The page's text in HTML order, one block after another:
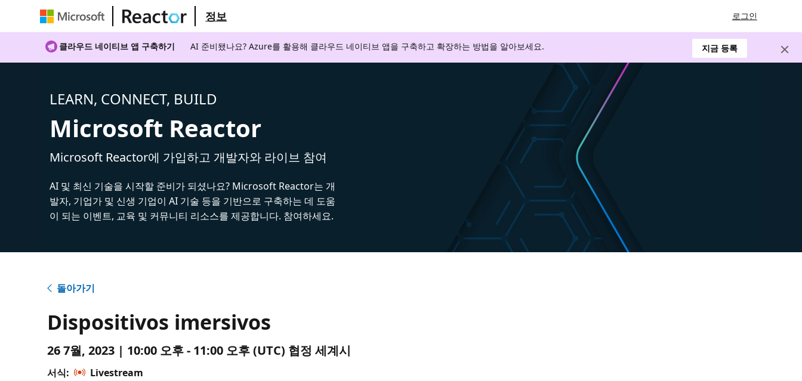
정보 로그인
클라우드 네이티브 앱 구축하기 AI 준비됐나요? Azure를 활용해 클라우드 네이티브 앱을 구축하고 확장하는 방법을 알아보세요. 지금 등록
LEARN, CONNECT, BUILD
Microsoft Reactor
Microsoft Reactor에 가입하고 개발자와 라이브 참여
AI 및 최신 기술을 시작할 준비가 되셨나요? Microsoft Reactor는 개
발자, 기업가 및 신생 기업이 AI 기술 등을 기반으로 구축하는 데 도움
이 되는 이벤트, 교육 및 커뮤니티 리소스를 제공합니다. 참여하세요.
돌아가기
Dispositivos imersivos
26 7월, 2023 | 10:00 오후 - 11:00 오후 (UTC) 협정 세계시
서식:
Livestream